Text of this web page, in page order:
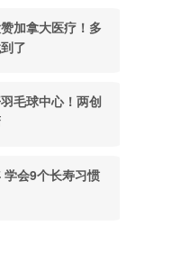
加拿大医疗！多
了
毛球中心！两创
学会9个长寿习惯